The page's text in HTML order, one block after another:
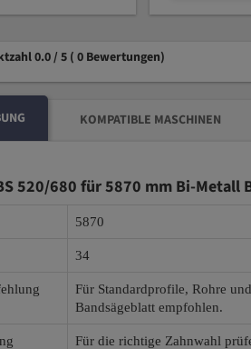
0.0 / 5 ( 0 Bewertungen)
KOMPATIBLE MASCHINEN
BS 520/680 für 5870 mm Bi-Metall
5870
34
Für Standardprofile, Rohre
Bandsägeblatt empfohlen.
Für die richtige Zahnwahl